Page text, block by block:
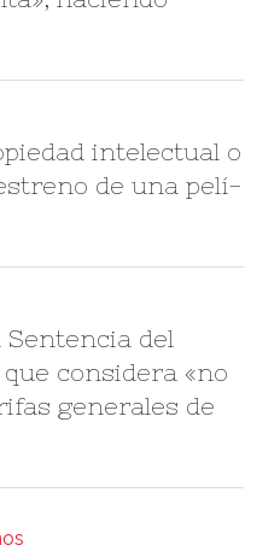
intelectual o
de una pelí­
del
considera «no
generales de